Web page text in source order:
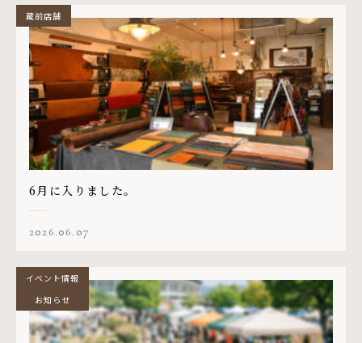
6月に入りました。
2026.06.07
蔵前店舗
イベント情報
お知らせ